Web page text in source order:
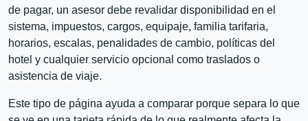
de pagar, un asesor debe revalidar disponibilidad en el
sistema, impuestos, cargos, equipaje, familia tarifaria,
horarios, escalas, penalidades de cambio, políticas del
hotel y cualquier servicio opcional como traslados o
asistencia de viaje.
Este tipo de página ayuda a comparar porque separa lo que